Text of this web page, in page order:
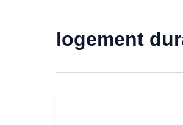
logement